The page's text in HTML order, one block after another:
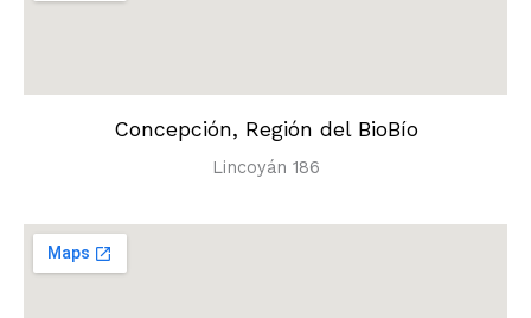
Concepción, Región del BioBío
Lincoyán 186